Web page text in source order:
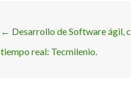
← Desarrollo de Software ágil,
tiempo real: Tecmilenio.